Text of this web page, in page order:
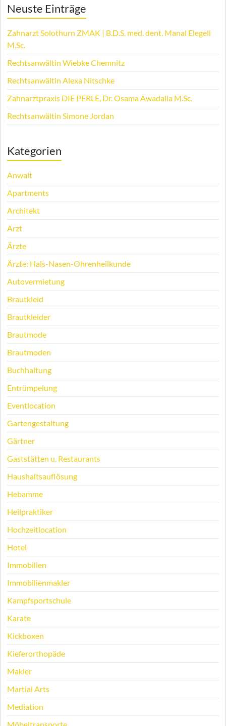
Neuste Einträge
Zahnarzt Solothurn ZMAK | B.D.S. med. dent. Manal Elegeli
M.Sc.
Rechtsanwältin Wiebke Chemnitz
Rechtsanwältin Alexa Nitschke
Zahnarztpraxis DIE PERLE, Dr. Osama Awadalla M.Sc.
Rechtsanwältin Simone Jordan
Kategorien
Anwalt
Apartments
Architekt
Arzt
Ärzte
Ärzte: Hals-Nasen-Ohrenheilkunde
Autovermietung
Brautkleid
Brautkleider
Brautmode
Brautmoden
Buchhaltung
Entrümpelung
Eventlocation
Gartengestaltung
Gärtner
Gaststätten u. Restaurants
Haushaltsauflösung
Hebamme
Heilpraktiker
Hochzeitlocation
Hotel
Immobilien
Immobilienmakler
Kampfsportschule
Karate
Kickboxen
Kieferorthopäde
Makler
Martial Arts
Mediation